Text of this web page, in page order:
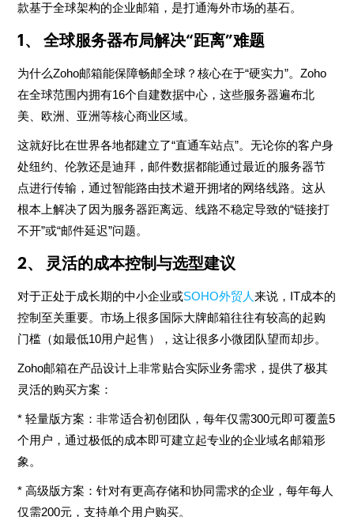
款基于全球架构的企业邮箱，是打通海外市场的基石。
1、 全球服务器布局解决“距离”难题
为什么Zoho邮箱能保障畅邮全球？核心在于“硬实力”。Zoho
在全球范围内拥有16个自建数据中心，这些服务器遍布北
美、欧洲、亚洲等核心商业区域。
这就好比在世界各地都建立了“直通车站点”。无论你的客户身
处纽约、伦敦还是迪拜，邮件数据都能通过最近的服务器节
点进行传输，通过智能路由技术避开拥堵的网络线路。这从
根本上解决了因为服务器距离远、线路不稳定导致的“链接打
不开”或“邮件延迟”问题。
2、 灵活的成本控制与选型建议
对于正处于成长期的中小企业或SOHO外贸人来说，IT成本的
控制至关重要。市场上很多国际大牌邮箱往往有较高的起购
门槛（如最低10用户起售），这让很多小微团队望而却步。
Zoho邮箱在产品设计上非常贴合实际业务需求，提供了极其
灵活的购买方案：
* 轻量版方案：非常适合初创团队，每年仅需300元即可覆盖5
个用户，通过极低的成本即可建立起专业的企业域名邮箱形
象。
* 高级版方案：针对有更高存储和协同需求的企业，每年每人
仅需200元，支持单个用户购买。